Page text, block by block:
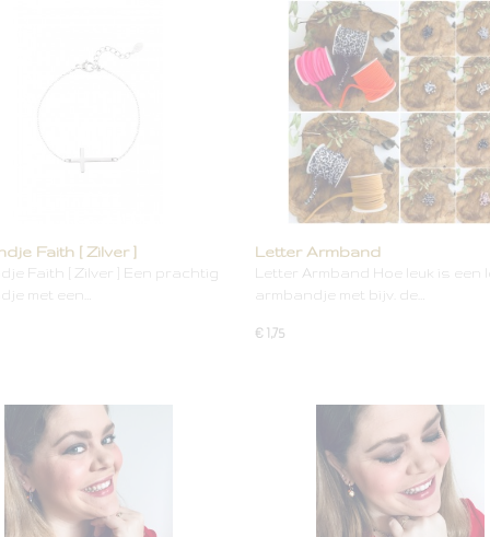
Faith [ Zilver ]
Faith [ Zilver ] Een prachtig
met een…
Letter Armband
Letter Armband Hoe leuk is een
armbandje met bijv. de…
€ 1,75